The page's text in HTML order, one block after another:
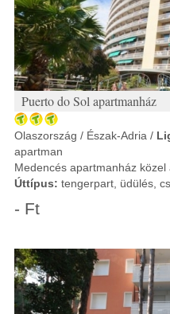
Puerto do Sol apartmanház
Olaszország / Észak-Adria /
apartman
Medencés apartmanház
Úttípus: tengerpart, üdülés,
- Ft